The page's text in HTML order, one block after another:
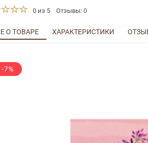
0 из 5 Отзывы: 0
О ТОВАРЕ ХАРАКТЕРИСТИКИ
-7%